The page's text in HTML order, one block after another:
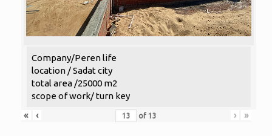
Company/Peren life
location / Sadat city
total area /25000 m2
scope of work/ turn key
«
‹ of 13 › »